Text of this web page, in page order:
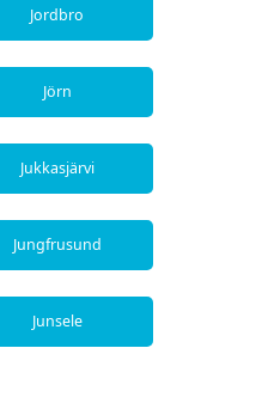
Jordbro
Jörn
Jukkasjärvi
Jungfrusund
Junsele